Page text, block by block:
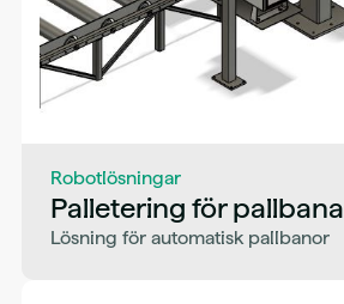
Robotlösningar
Palletering för pallbana
Lösning för automatisk pallbanor